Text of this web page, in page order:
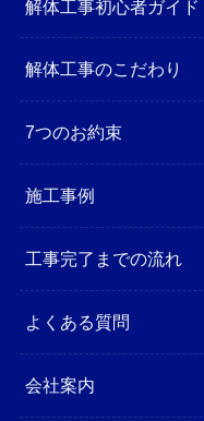
解体工事初心者ガイド
解体工事のこだわり
7つのお約束
施工事例
工事完了までの流れ
よくある質問
会社案内